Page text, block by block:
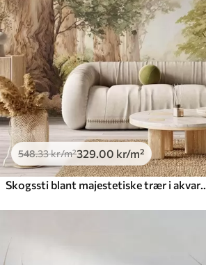
548.33kr/m²329 .00 kr/m²